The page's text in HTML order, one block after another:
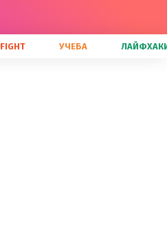
FIGHT УЧЕБА